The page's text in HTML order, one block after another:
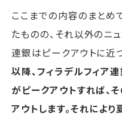
ここまでの内容のまとめ
たものの、それ以外のニ
連銀はピークアウトに近
以降、フィラデルフィア
がピークアウトすれば、
アウトします。それによ